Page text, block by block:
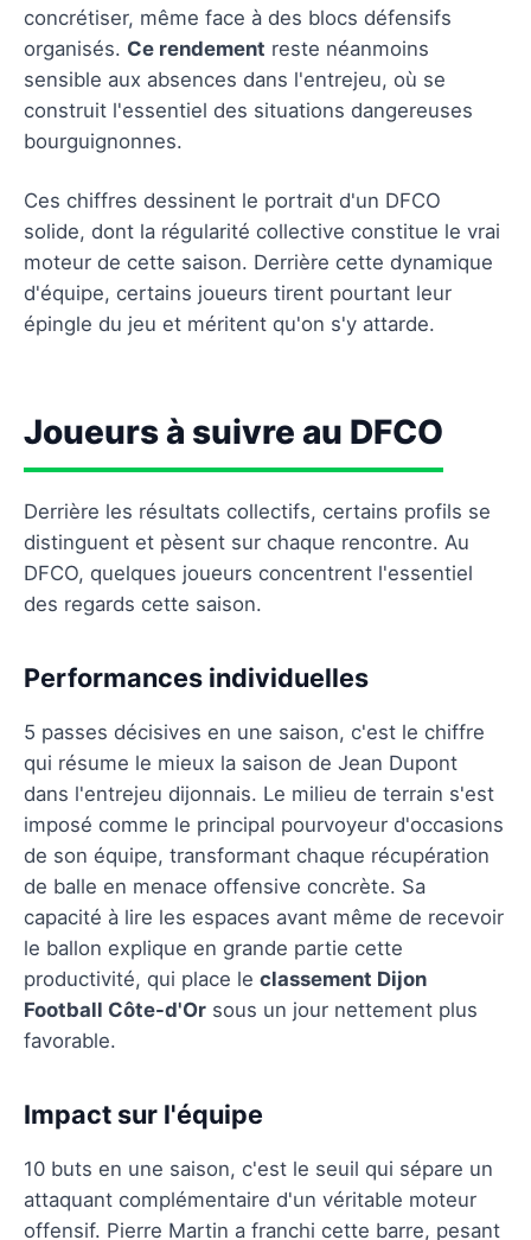
concrétiser, même face à des blocs défensifs
organisés. Ce rendement reste néanmoins
sensible aux absences dans l'entrejeu, où se
construit l'essentiel des situations dangereuses
bourguignonnes.
Ces chiffres dessinent le portrait d'un DFCO
solide, dont la régularité collective constitue le vrai
moteur de cette saison. Derrière cette dynamique
d'équipe, certains joueurs tirent pourtant leur
épingle du jeu et méritent qu'on s'y attarde.
Joueurs à suivre au DFCO
Derrière les résultats collectifs, certains profils se
distinguent et pèsent sur chaque rencontre. Au
DFCO, quelques joueurs concentrent l'essentiel
des regards cette saison.
Performances individuelles
5 passes décisives en une saison, c'est le chiffre
qui résume le mieux la saison de Jean Dupont
dans l'entrejeu dijonnais. Le milieu de terrain s'est
imposé comme le principal pourvoyeur d'occasions
de son équipe, transformant chaque récupération
de balle en menace offensive concrète. Sa
capacité à lire les espaces avant même de recevoir
le ballon explique en grande partie cette
productivité, qui place le classement Dijon
Football Côte-d'Or sous un jour nettement plus
favorable.
Impact sur l'équipe
10 buts en une saison, c'est le seuil qui sépare un
attaquant complémentaire d'un véritable moteur
offensif. Pierre Martin a franchi cette barre, pesant